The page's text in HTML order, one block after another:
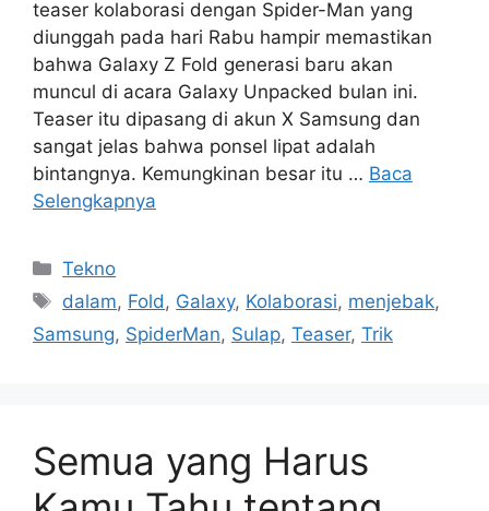
teaser kolaborasi dengan Spider-Man yang
diunggah pada hari Rabu hampir memastikan
bahwa Galaxy Z Fold generasi baru akan
muncul di acara Galaxy Unpacked bulan ini.
Teaser itu dipasang di akun X Samsung dan
sangat jelas bahwa ponsel lipat adalah
bintangnya. Kemungkinan besar itu … Baca
Selengkapnya
Kategori
Tekno
Tag
dalam, Fold , Galaxy, Kolaborasi, menjebak,
Samsung, SpiderMan, Sulap, Teaser, Trik
Semua yang Harus